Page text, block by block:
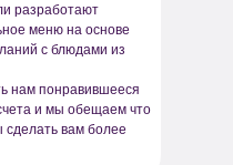
разработают
меню на основе
с блюдами из
нам понравившееся
и мы обещаем что
сделать вам более